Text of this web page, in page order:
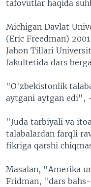
tafovutlar haqida
Michigan Davlat
(Eric Freedman)
Jahon Tillari
fakultetida dars
"O'zbekistonlik
aytgani aytgan edi",
"Juda tarbiyali va
talabalardan farqli
fikriga qarshi
Masalan, "Amerika
Fridman, "dars